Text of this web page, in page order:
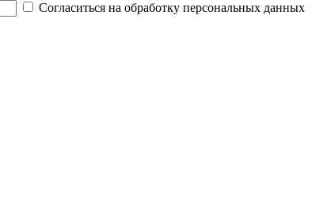
Согласиться на обработку персональных данных